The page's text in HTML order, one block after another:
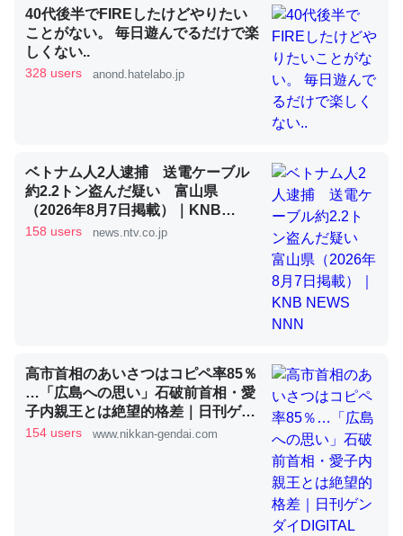
昆虫ってカルシウム少ないのか。知らんかった。調べたら
コオロギのカルシウム分はエビの600分の1程度。
いのか」に関する新仮説
論文では「淡水はカルシウムも酸素も不足してて両方に不
利だから両方が拮抗してるのでは」とあって面白い。海に
いる鋏角類（カブトガニ・ウミグモ）はカルシウムを使わ
─ニュース :: 【研究発表】昆虫学の大問題＝「昆虫はなぜ海にいな
いのか」に関する新仮説
これを元に考えるとカルシウムを大量に使う脊椎動物と貝
類は苦労してるんだな…。腹足類だと殻を無くしてナメク
40代後半でFIREしたけどやりたい
ことがない。 毎日遊んでるだけで楽
しくない..
328 users anond.hatelabo.jp
ベトナム人2人逮捕 送電ケーブル
約2.2トン盗んだ疑い 富山県
（2026年8月7日掲載）｜KNB
NEWS NNN
158 users news.ntv.co.jp
高市首相のあいさつはコピペ率85％
…「広島への思い」石破前首相・愛
子内親王とは絶望的格差｜日刊ゲン
ダイDIGITAL
154 users www.nikkan-gendai.com